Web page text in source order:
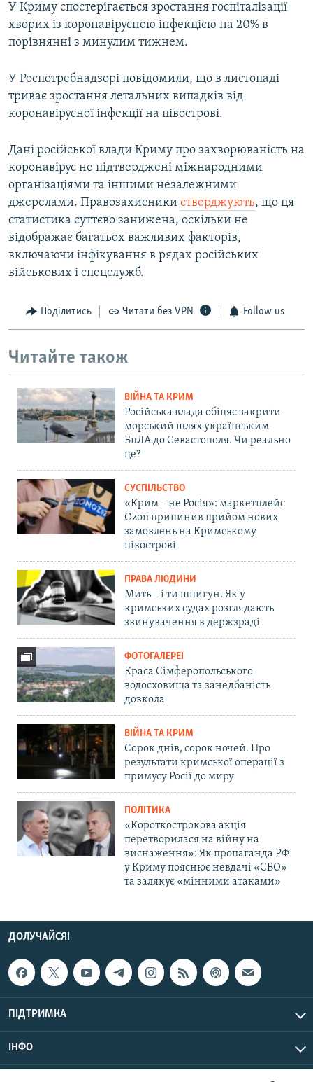
У Криму спостерігається зростання госпіталізації
хворих із коронавірусною інфекцією на 20% в
порівнянні з минулим тижнем.
У Роспотребнадзорі повідомили, що в листопаді
триває зростання летальних випадків від
коронавірусної інфекції на півострові.
Дані російської влади Криму про захворюваність на
коронавірус не підтверджені міжнародними
організаціями та іншими незалежними
джерелами. Правозахисники стверджують, що ця
статистика суттєво занижена, оскільки не
відображає багатьох важливих факторів,
включаючи інфікування в рядах російських
військових і спецслужб.
Поділитись Читати без VPN Follow us
Читайте також
ВІЙНА ТА КРИМ
Російська влада обіцяє закрити
морський шлях українським
БпЛА до Севастополя. Чи реально
це?
СУСПІЛЬСТВО
«Крим – не Росія»: маркетплейс
Ozon припинив прийом нових
замовлень на Кримському
півострові
ПРАВА ЛЮДИНИ
Мить – і ти шпигун. Як у
кримських судах розглядають
звинувачення в держзраді
ФОТОГАЛЕРЕЇ
Краса Сімферопольського
водосховища та занедбаність
довкола
ВІЙНА ТА КРИМ
Сорок днів, сорок ночей. Про
результати кримської операції з
примусу Росії до миру
ПОЛІТИКА
«Короткострокова акція
перетворилася на війну на
виснаження»: Як пропаганда РФ
у Криму пояснює невдачі «СВО»
та залякує «мінними атаками»
ДОЛУЧАЙСЯ!
ПІДТРИМКА
ІНФО